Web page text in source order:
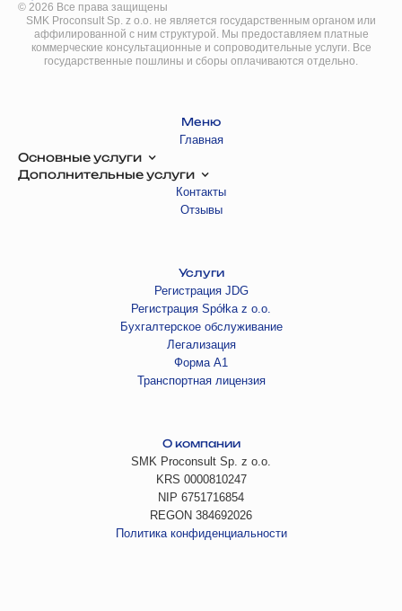
© 2026 Все права защищены
SMK Proconsult Sp. z o.o. не является государственным органом или
аффилированной с ним структурой. Мы предоставляем платные
коммерческие консультационные и сопроводительные услуги. Все
государственные пошлины и сборы оплачиваются отдельно.
Меню
Главная
Основные услуги
Дополнительные услуги
Контакты
Отзывы
Услуги
Регистрация JDG
Регистрация Spółka z o.o.
Бухгалтерское обслуживание
Легализация
Форма А1
Транспортная лицензия
О компании
SMK Proconsult Sp. z o.o.
KRS 0000810247
NIP 6751716854
REGON 384692026
Политика конфиденциальности